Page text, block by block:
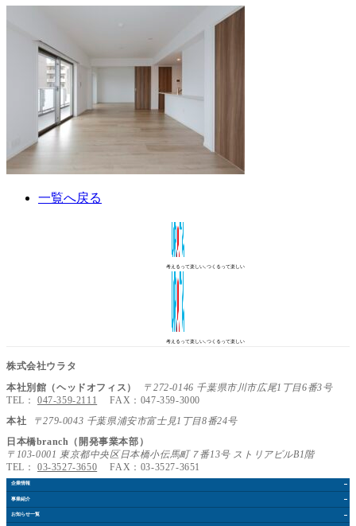
一覧へ戻る
考えるって楽しい､つくるって楽しい
考えるって楽しい､つくるって楽しい
株式会社ウラタ
本社別館（ヘッドオフィス）
〒272-0146 千葉県市川市広尾1丁目6番3号
TEL： 047-359-2111 FAX：047-359-3000
本社
〒279-0043 千葉県浦安市富士見1丁目8番24号
日本橋branch（開発事業本部）
〒103-0001 東京都中央区日本橋小伝馬町７番13号 ストリアビルB1階
TEL： 03-3527-3650 FAX：03-3527-3651
企業情報
事業紹介
お知らせ一覧